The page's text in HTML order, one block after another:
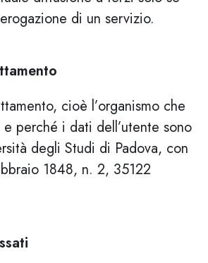
di un servizio.
cioè l’organismo che
perché i dati dell’utente sono
degli Studi di Padova, con
1848, n. 2, 35122